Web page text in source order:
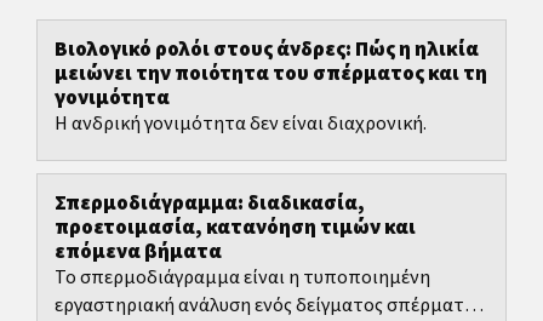
Βιολογικό ρολόι στους άνδρες: Πώς η ηλικία
μειώνει την ποιότητα του σπέρματος και τη
γονιμότητα
Η ανδρική γονιμότητα δεν είναι διαχρονική.
Σπερμοδιάγραμμα: διαδικασία,
προετοιμασία, κατανόηση τιμών και
επόμενα βήματα
Το σπερμοδιάγραμμα είναι η τυποποιημένη
εργαστηριακή ανάλυση ενός δείγματος σπέρματος